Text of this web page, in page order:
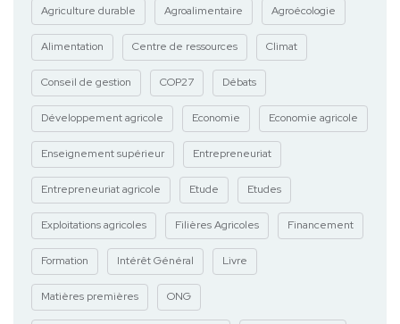
Agriculture durable Agroalimentaire Agroécologie
Alimentation Centre de ressources Climat
Conseil de gestion COP27 Débats
Développement agricole Economie Economie agricole
Enseignement supérieur Entrepreneuriat
Entrepreneuriat agricole Etude Etudes
Exploitations agricoles Filières Agricoles Financement
Formation Intérêt Général Livre
Matières premières ONG